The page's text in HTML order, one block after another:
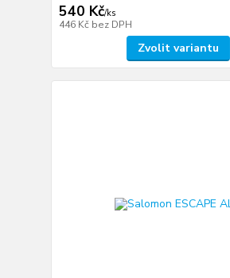
540 Kč/ks
446 Kč bez DPH
Zvolit variantu